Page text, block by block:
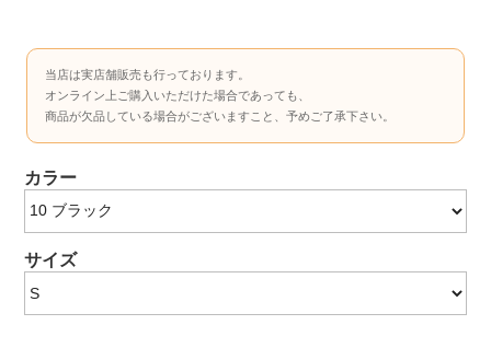
当店は実店舗販売も行っております。
オンライン上ご購入いただけた場合であっても、
商品が欠品している場合がございますこと、予めご了承下さい。
カラー
サイズ